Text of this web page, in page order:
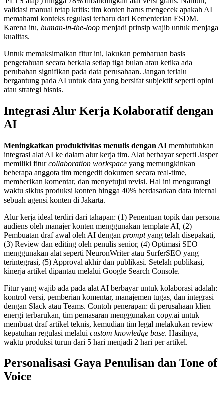
validasi manual tetap kritis: tim konten harus mengecek apakah AI
memahami konteks regulasi terbaru dari Kementerian ESDM.
Karena itu, human-in-the-loop menjadi prinsip wajib untuk menjaga
kualitas.
Untuk memaksimalkan fitur ini, lakukan pembaruan basis
pengetahuan secara berkala setiap tiga bulan atau ketika ada
perubahan signifikan pada data perusahaan. Jangan terlalu
bergantung pada AI untuk data yang bersifat subjektif seperti opini
atau strategi bisnis.
Integrasi Alur Kerja Kolaboratif dengan
AI
Meningkatkan produktivitas menulis dengan AI membutuhkan
integrasi alat AI ke dalam alur kerja tim. Alat berbayar seperti Jasper
memiliki fiturcollaboration workspace yang memungkinkan
beberapa anggota tim mengedit dokumen secara real-time,
memberikan komentar, dan menyetujui revisi. Hal ini mengurangi
waktu siklus produksi konten hingga 40% berdasarkan data internal
sebuah agensi konten di Jakarta.
Alur kerja ideal terdiri dari tahapan: (1) Penentuan topik dan persona
audiens oleh manajer konten menggunakan template AI, (2)
Pembuatan draf awal oleh AI dengan promptyang telah disepakati,
(3) Review dan editing oleh penulis senior, (4) Optimasi SEO
menggunakan alat seperti NeuronWriter atau SurferSEO yang
terintegrasi, (5) Approval akhir dan publikasi. Setelah publikasi,
kinerja artikel dipantau melalui Google Search Console.
Fitur yang wajib ada pada alat AI berbayar untuk kolaborasi adalah:
kontrol versi, pemberian komentar, manajemen tugas, dan integrasi
dengan Slack atau Teams. Contoh penerapan: di perusahaan klien
energi terbarukan, tim pemasaran menggunakan copy.ai untuk
membuat draf artikel teknis, kemudian tim legal melakukan review
kepatuhan regulasi melalui custom knowledge base. Hasilnya,
waktu produksi turun dari 5 hari menjadi 2 hari per artikel.
Personalisasi Gaya Penulisan dan Tone of
Voice